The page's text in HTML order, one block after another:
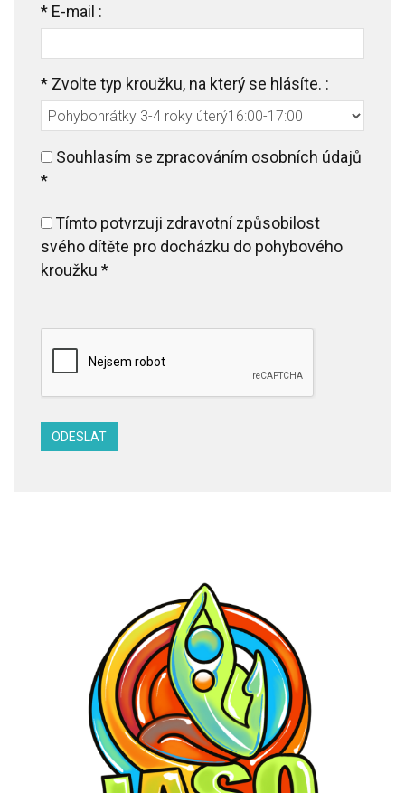
* E-mail :
* Zvolte typ kroužku, na který se hlásíte. :
Souhlasím se zpracováním osobních údajů
*
Tímto potvrzuji zdravotní způsobilost
svého dítěte pro docházku do pohybového
kroužku *